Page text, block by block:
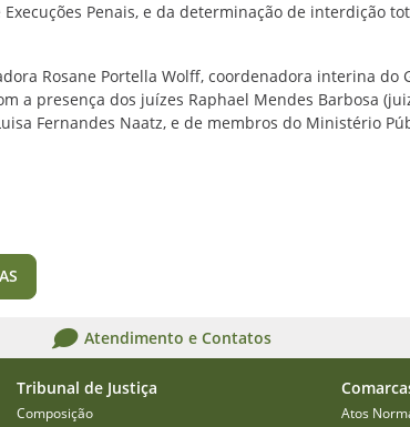
Penais, e da determinação de interdição
Rosane Portella Wolff, coordenadora interina do
a presença dos juízes Raphael Mendes Barbosa
Fernandes Naatz, e de membros do Ministério
Atendimento e Contatos
Tribunal de Justiça
Composição
Atos